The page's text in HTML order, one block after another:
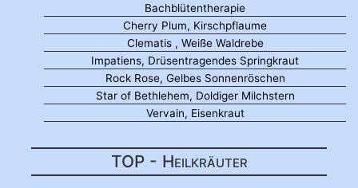
Bachblütentherapie
Cherry Plum, Kirschpflaume
Clematis , Weiße Waldrebe
Impatiens, Drüsentragendes Springkraut
Rock Rose, Gelbes Sonnenröschen
Star of Bethlehem, Doldiger Milchstern
Vervain, Eisenkraut
TOP - Heilkräuter